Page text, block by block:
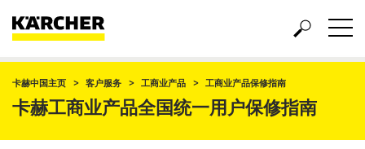
卡赫中国主页 客户服务 工商业产品 工商业产品保修指南
卡赫工商业产品全国统一用户保修指南